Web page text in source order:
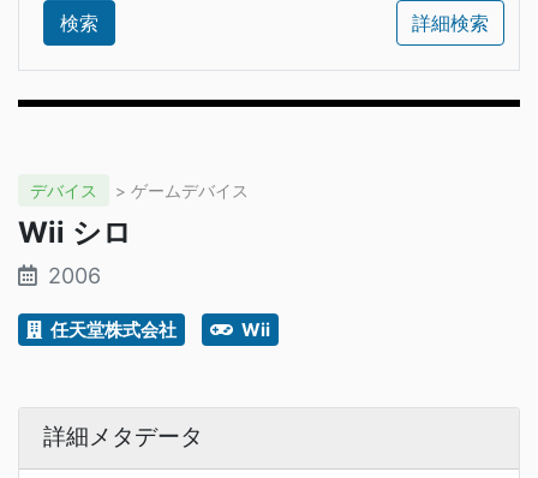
検索 詳細検索
デバイス > ゲームデバイス
Wii シロ
2006
任天堂株式会社 Wii
詳細メタデータ